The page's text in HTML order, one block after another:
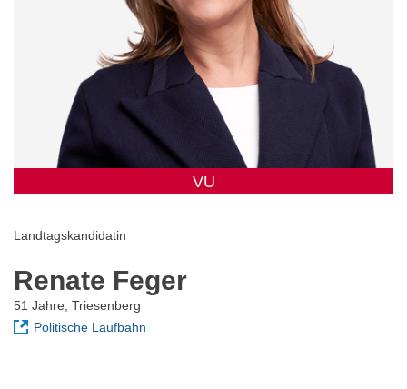
VU
Landtagskandidatin
Renate Feger
51 Jahre, Triesenberg
Politische Laufbahn